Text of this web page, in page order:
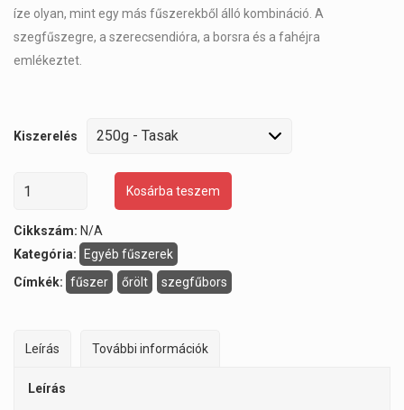
íze olyan, mint egy más fűszerekből álló kombináció. A
szegfűszegre, a szerecsendióra, a borsra és a fahéjra
emlékeztet.
Kiszerelés
Kosárba teszem
Cikkszám: N/A
Kategória:
Egyéb fűszerek
Címkék: fűszer őrölt szegfűbors
Leírás További információk
Leírás